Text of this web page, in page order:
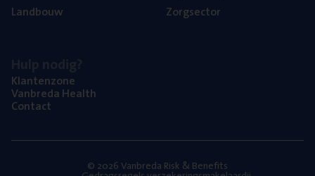
Land­bouw
Zorg­sec­tor
Klan­ten­zo­ne
Van­b­re­da Health
Con­tact
© 2026 Vanbreda Risk & Benefits